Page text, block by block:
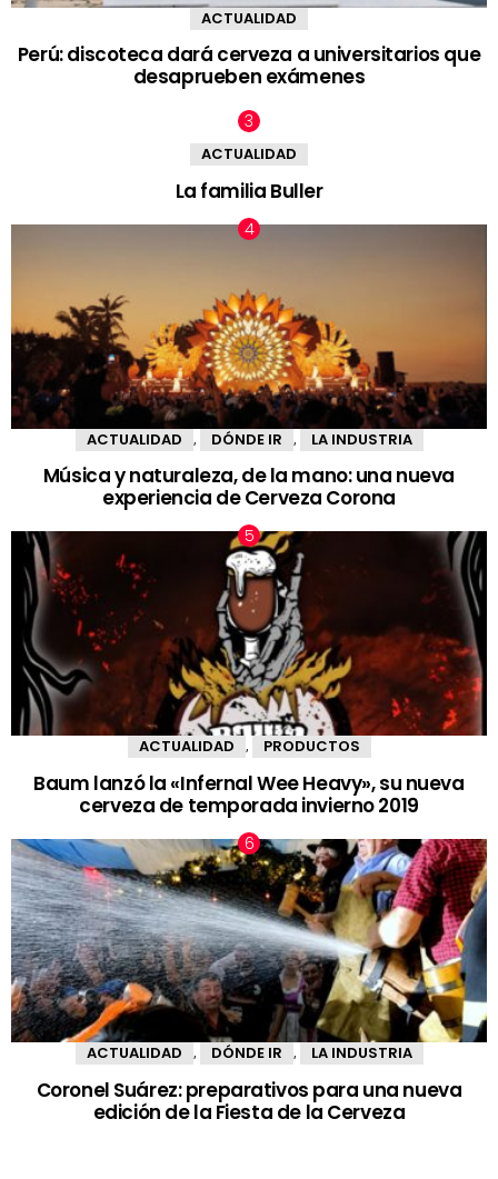
ACTUALIDAD
Perú: discoteca dará cerveza a universitarios que
desaprueben exámenes
ACTUALIDAD
La familia Buller
ACTUALIDAD , DÓNDE IR , LA INDUSTRIA
Música y naturaleza, de la mano: una nueva
experiencia de Cerveza Corona
ACTUALIDAD , PRODUCTOS
Baum lanzó la «Infernal Wee Heavy», su nueva
cerveza de temporada invierno 2019
ACTUALIDAD , DÓNDE IR , LA INDUSTRIA
Coronel Suárez: preparativos para una nueva
edición de la Fiesta de la Cerveza